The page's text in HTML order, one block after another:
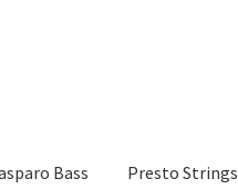
Bass Presto Strings